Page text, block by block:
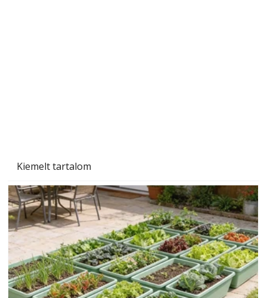
Kiemelt tartalom